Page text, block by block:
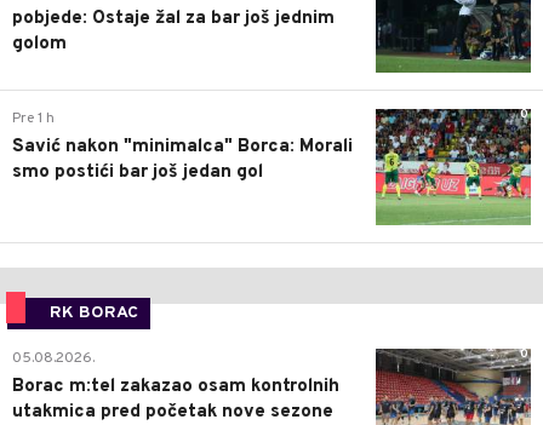
pobjede: Ostaje žal za bar još jednim
golom
0
Pre 1 h
Savić nakon "minimalca" Borca: Morali
smo postići bar još jedan gol
RK BORAC
0
05.08.2026.
Borac m:tel zakazao osam kontrolnih
utakmica pred početak nove sezone